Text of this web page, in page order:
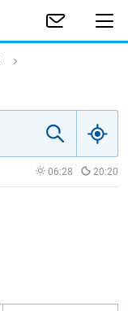
06:28 20:20